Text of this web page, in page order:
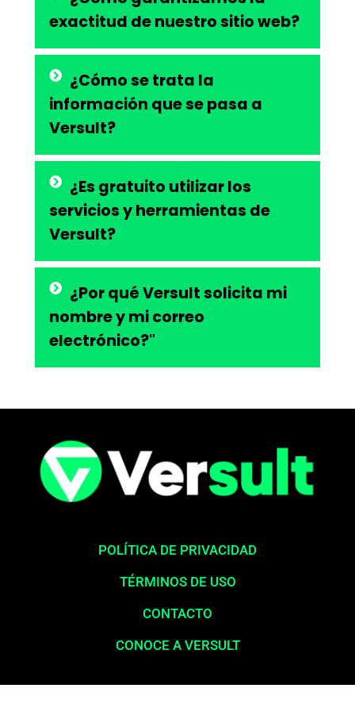
exactitud de nuestro sitio web?
¿Cómo se trata la
información que se pasa a
Versult?
¿Es gratuito utilizar los
servicios y herramientas de
Versult?
¿Por qué Versult solicita mi
nombre y mi correo
electrónico?"
POLÍTICA DE PRIVACIDAD
TÉRMINOS DE USO
CONTACTO
CONOCE A VERSULT